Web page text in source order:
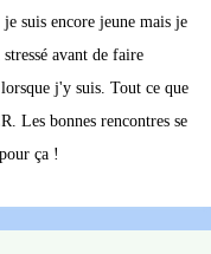
suis encore jeune mais je
avant de faire
j'y suis. Tout ce que
Les bonnes rencontres se
ça !